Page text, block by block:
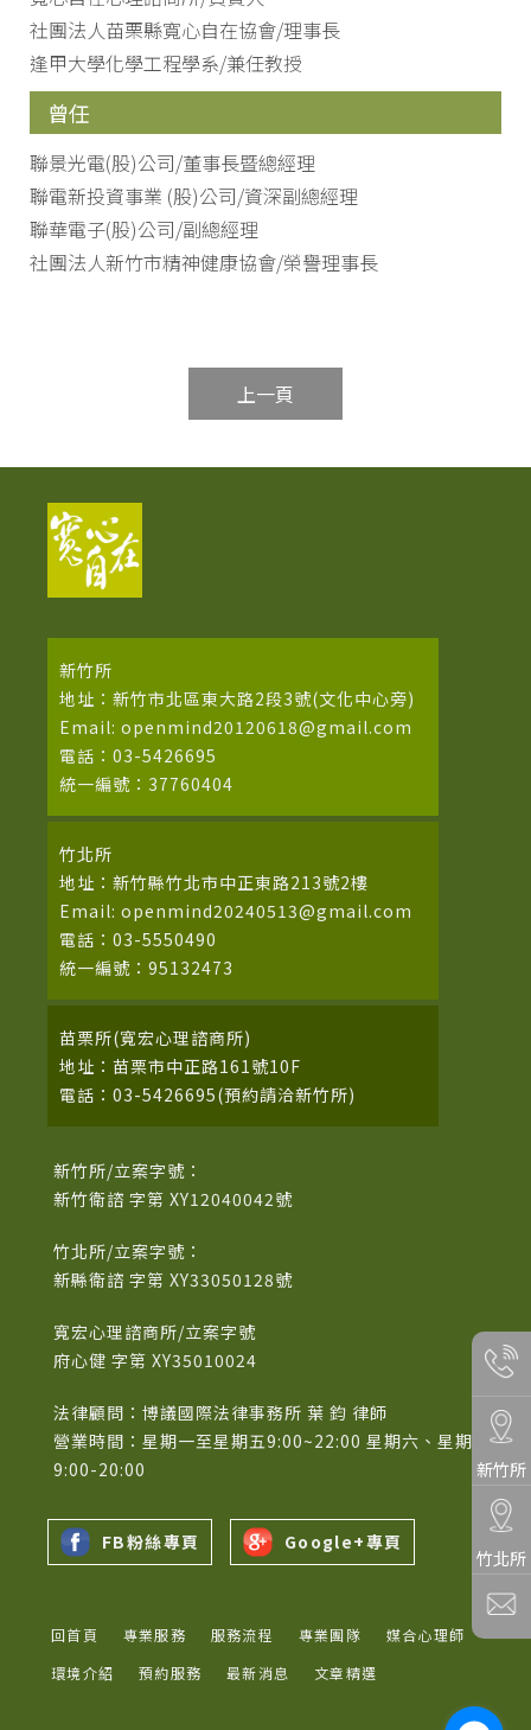
社團法人苗栗縣寬心自在協會/理事長
逢甲大學化學工程學系/兼任教授
曾任
聯景光電(股)公司/董事長暨總經理
聯電新投資事業 (股)公司/資深副總經理
聯華電子(股)公司/副總經理
社團法人新竹市精神健康協會/榮譽理事長
上一頁
新竹所
地址：新竹市北區東大路2段3號(文化中心旁)
Email: openmind20120618@gmail.com
電話：03-5426695
統一編號：37760404
竹北所
地址：新竹縣竹北市中正東路213號2樓
Email: openmind20240513@gmail.com
電話：03-5550490
統一編號：95132473
苗栗所(寬宏心理諮商所)
地址：苗栗市中正路161號10F
電話：03-5426695(預約請洽新竹所)
新竹所/立案字號：
新竹衛諮 字第 XY12040042號
竹北所/立案字號：
新縣衛諮 字第 XY33050128號
寬宏心理諮商所/立案字號
府心健 字第 XY35010024
法律顧問：博議國際法律事務所 葉 鈞 律師
營業時間：星期一至星期五9:00~22:00 星期六、星期日
9:00-20:00
FB粉絲專頁 Google+專頁
回首頁 專業服務 服務流程 專業團隊
媒合心理師
環境介紹
預約服務 最新消息 文章精選
新竹所
竹北所